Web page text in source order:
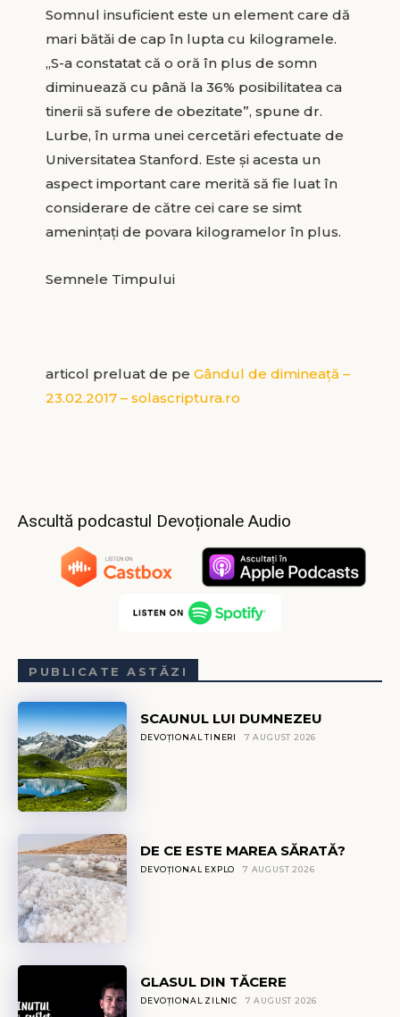
Somnul insuficient este un element care dă
mari bătăi de cap în lupta cu kilogramele.
„S-a constatat că o oră în plus de somn
diminuează cu până la 36% posibilitatea ca
tinerii să sufere de obezitate”, spune dr.
Lurbe, în urma unei cercetări efectuate de
Universitatea Stanford. Este şi acesta un
aspect important care merită să fie luat în
considerare de către cei care se simt
ameninţaţi de povara kilogramelor în plus.
Semnele Timpului
articol preluat de pe Gândul de dimineață –
23.02.2017 – solascriptura.ro
Ascultă podcastul Devoționale Audio
PUBLICATE ASTĂZI
SCAUNUL LUI DUMNEZEU
DEVOȚIONAL TINERI 7 AUGUST 2026
DE CE ESTE MAREA SĂRATĂ?
DEVOȚIONAL EXPLO 7 AUGUST 2026
GLASUL DIN TĂCERE
DEVOȚIONAL ZILNIC 7 AUGUST 2026